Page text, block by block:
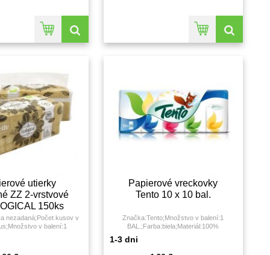
utierky
ZZ 2-vrstvové
150ks
nezadaná;Počet kusov v
v balení:1
útržkov:20x150;Počet
Papierové vreckovky
Tento 10 x 10 bal.
Značka:Tento;Množstvo v balení:1
BAL.;Farba:biela;Materiál:100%
celulóza;Počet vrstiev:3;Rozmery:;
1-3 dni